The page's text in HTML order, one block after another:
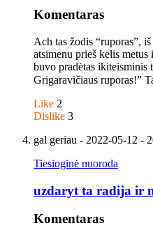
Komentaras
Ach tas žodis “ruporas”,
atsimenu prieš kelis
buvo pradėtas ikiteisminis
Grigaravičiaus ruporas!”
Like 2
Dislike 3
gal geriau - 2022-05-12 -
Tiesioginė nuoroda
uzdaryt ta radija ir
Komentaras